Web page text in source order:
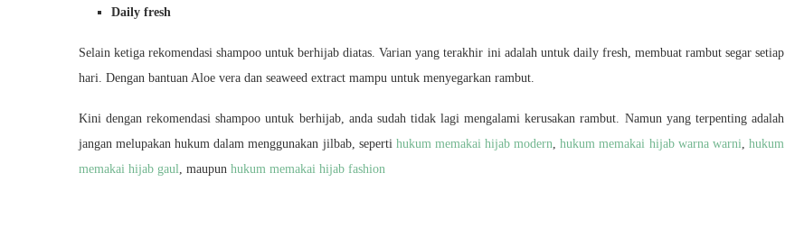
Daily fresh
Selain ketiga rekomendasi shampoo untuk berhijab diatas. Varian yang terakhir ini adalah untuk daily fresh, membuat rambut segar setiap
hari. Dengan bantuan Aloe vera dan seaweed extract mampu untuk menyegarkan rambut.
Kini dengan rekomendasi shampoo untuk berhijab, anda sudah tidak lagi mengalami kerusakan rambut. Namun yang terpenting adalah
jangan melupakan hukum dalam menggunakan jilbab, seperti hukum memakai hijab modern,hukum memakai hijab warna warni, hukum
memakai hijab gaul, maupun hukum memakai hijab fashion